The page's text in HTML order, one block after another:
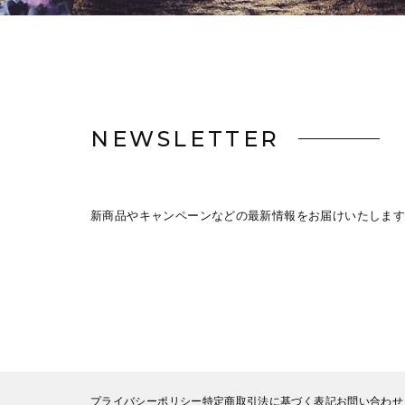
NEWSLETTER
新商品やキャンペーンなどの最新情報をお届けいたします
プライバシーポリシー特定商取引法に基づく表記お問い合わせ